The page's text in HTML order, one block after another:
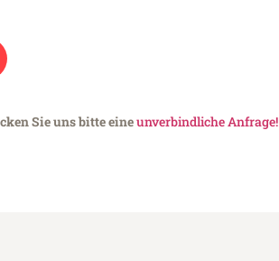
Sie uns bitte eineunverbindliche Anfrage!